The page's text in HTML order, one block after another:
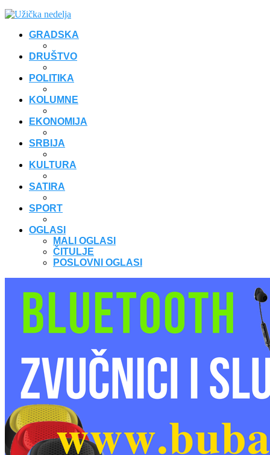
GRADSKA
DRUŠTVO
POLITIKA
KOLUMNE
EKONOMIJA
SRBIJA
KULTURA
SATIRA
SPORT
OGLASI
MALI OGLASI
ČITULJE
POSLOVNI OGLASI